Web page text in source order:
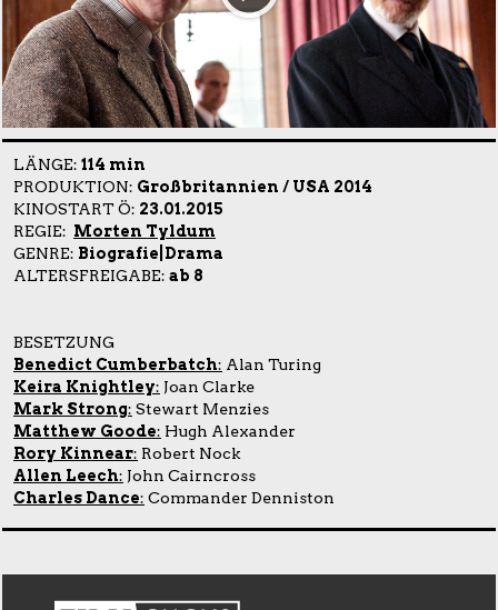
LÄNGE: 114 min
PRODUKTION: Großbritannien / USA 2014
KINOSTART Ö: 23.01.2015
REGIE: Morten Tyldum
GENRE: Biografie|Drama
ALTERSFREIGABE: ab 8
BESETZUNG
Benedict Cumberbatch: Alan Turing
Keira Knightley: Joan Clarke
Mark Strong: Stewart Menzies
Matthew Goode: Hugh Alexander
Rory Kinnear: Robert Nock
Allen Leech: John Cairncross
Charles Dance: Commander Denniston